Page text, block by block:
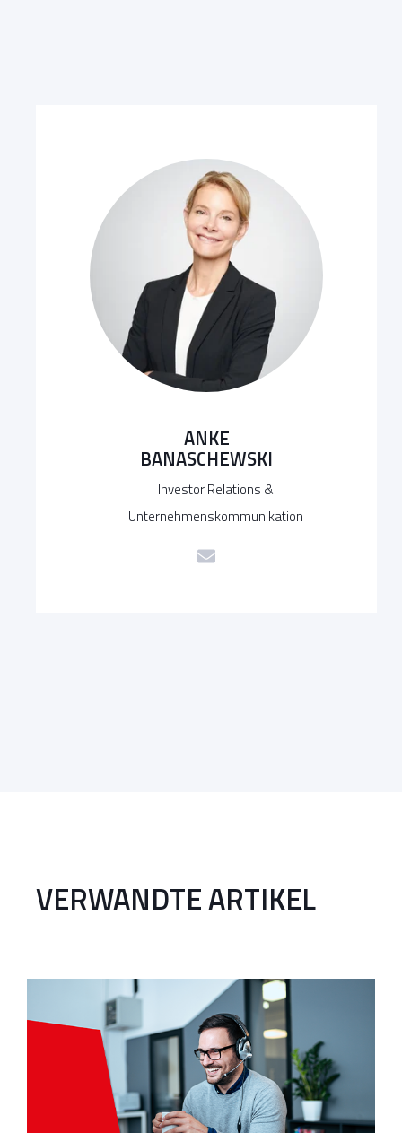
ANKE
BANASCHEWSKI
Investor Relations &
Unternehmenskommunikation
VERWANDTE ARTIKEL